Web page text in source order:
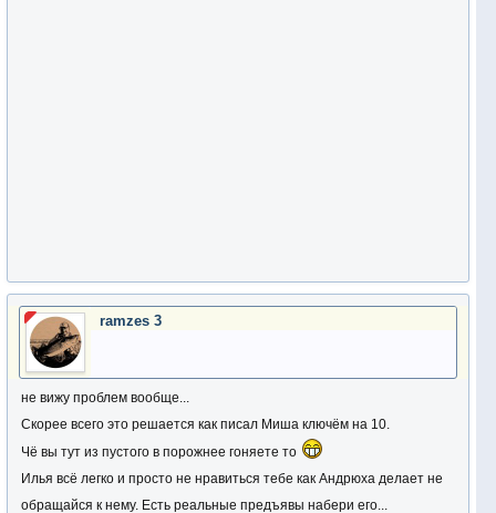
ramzes 3
не вижу проблем вообще...
Скорее всего это решается как писал Миша ключём на 10.
Чё вы тут из пустого в порожнее гоняете то
Илья всё легко и просто не нравиться тебе как Андрюха делает не
обращайся к нему. Есть реальные предъявы набери его...